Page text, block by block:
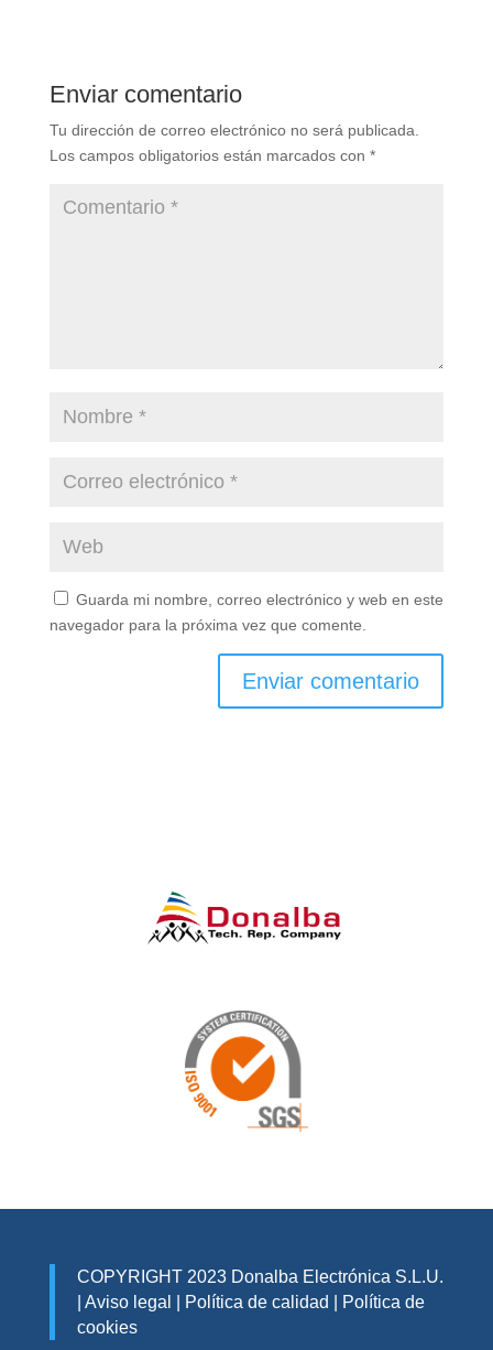
Enviar comentario
Tu dirección de correo electrónico no será publicada.
Los campos obligatorios están marcados con *
Guarda mi nombre, correo electrónico y web en este
navegador para la próxima vez que comente.
COPYRIGHT 2023 Donalba Electrónica S.L.U.
Aviso legal Política de calidad
Política de
cookies